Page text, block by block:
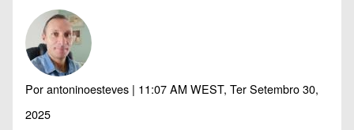
Porantoninoesteves | 11:07 AM WEST, Ter Setembro 30,
2025